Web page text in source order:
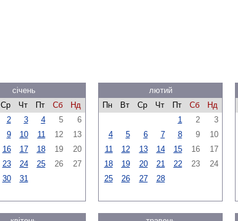
січень
Ср Чт Пт Сб
Нд
2 3 4 5
6
9 10 11 12
13
16 17 18 19
20
23 24 25 26
27
30 31
лютий
Пн
Вт Ср Чт Пт Сб
Нд
1
2
3
4
5 6 7 8 9
10
11
12 13 14 15 16
17
18
19 20 21 22 23
24
25
26 27 28